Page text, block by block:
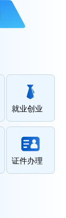
就业创业
证件办理